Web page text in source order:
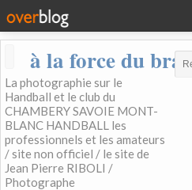
à la force du bras
La photographie sur le
Handball et le club du
CHAMBERY SAVOIE MONT-
BLANC HANDBALL les
professionnels et les amateurs
/ site non officiel / le site de
Jean Pierre RIBOLI /
Photographe